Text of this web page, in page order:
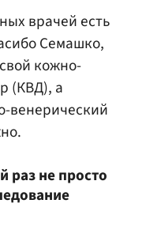
врачей есть
Семашко,
кожно-
(КВД), а
венерический
раз не просто